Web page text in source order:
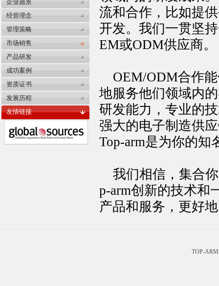
2016-2017年度环球资源Globalsou... 2017-06-05
企业愿景
经营理念
管理策略
市场销售
产品研发
成功案例
资质证书
发展历程
友情链接
流和合作，比如提
开发。我们一贯坚
EM或ODM供应商。
OEM/ODM合作能
地服务他们领域内
研发能力，专业的
强大的电子制造供
Top-arm是为你的
我们相信，集合你
p-arm创新的技术和
产品和服务，更好
TOP-